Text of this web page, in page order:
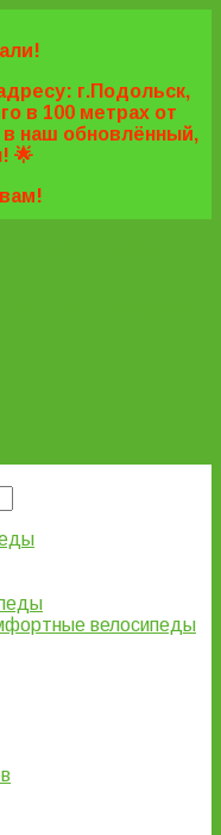
г.Подольск,
в 100 метрах от
в наш обновлённый,
🌟
велосипеды